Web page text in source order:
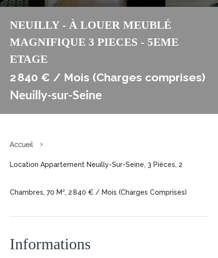
NEUILLY - À LOUER MEUBLÉ
MAGNIFIQUE 3 PIECES - 5EME
ETAGE
2 840 € / Mois (Charges comprises)
Neuilly-sur-Seine
Accueil
Location Appartement Neuilly-Sur-Seine, 3 Pièces, 2
Chambres, 70 M², 2 840 € / Mois (Charges Comprises)
Informations